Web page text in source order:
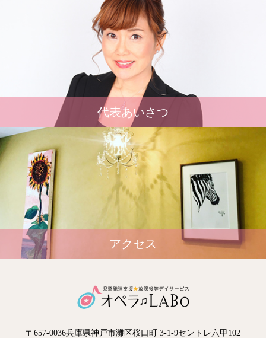
代表あいさつ
アクセス
〒657-0036兵庫県神戸市灘区桜口町 3-1-9セントレ六甲102